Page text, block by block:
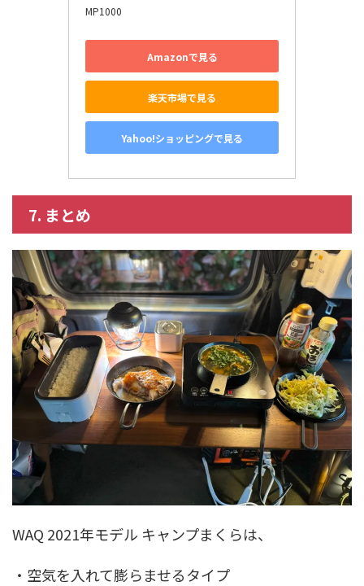
MP1000
Amazonで見る
楽天市場で見る
Yahoo!ショッピングで見る
7. まとめ
WAQ 2021年モデル キャンプまくらは、
・空気を入れて膨らませるタイプ